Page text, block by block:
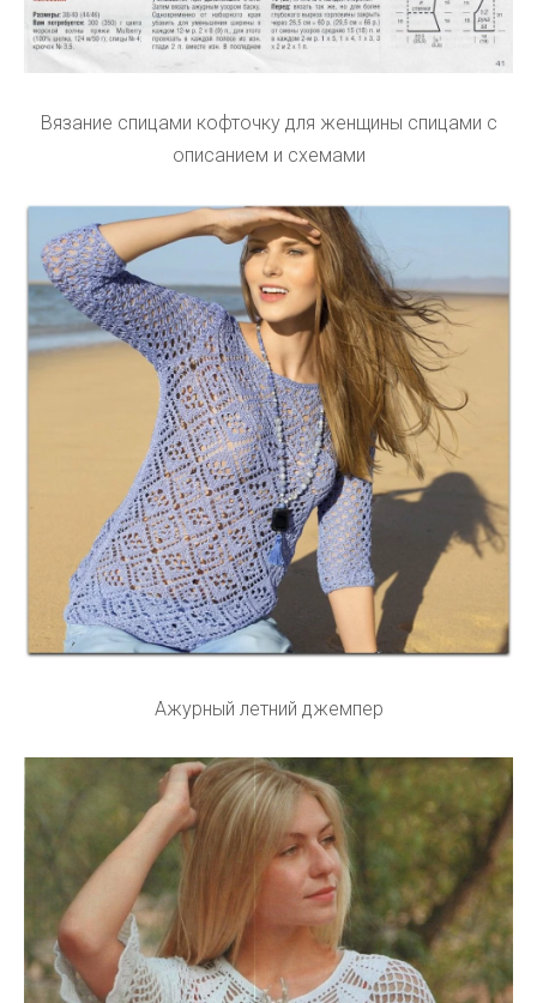
Вязание спицами кофточку для женщины спицами с
описанием и схемами
Ажурный летний джемпер